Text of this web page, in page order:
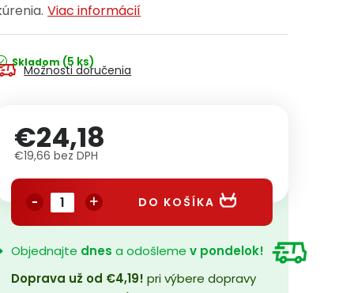
Viac informácií
Skladom (5 ks)
Možnosti doručenia
€24,18
€19,66 bez DPH
DO KOŠÍKA
Objednajte dnes a odošlemev pondelok!
Doprava už od €4,19! pri výbere dopravy